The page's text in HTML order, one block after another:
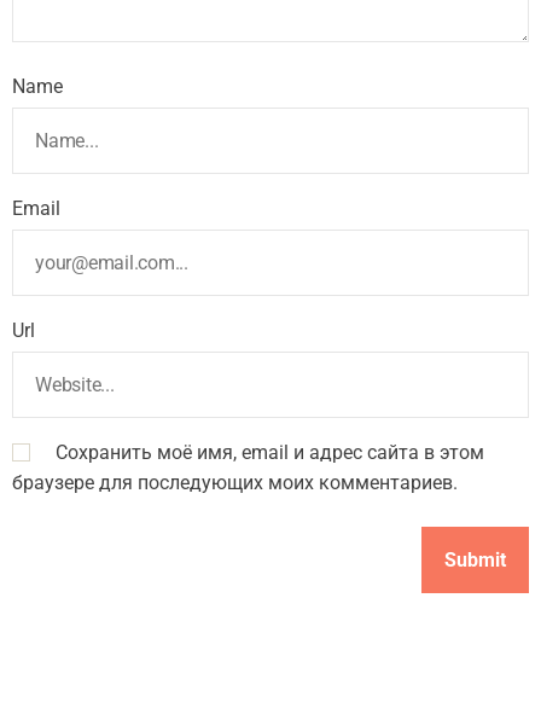
Name
Email
Url
Сохранить моё имя, email и адрес сайта в этом
браузере для последующих моих комментариев.